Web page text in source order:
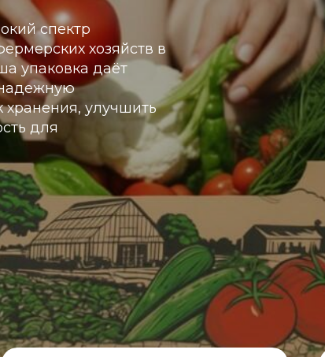
спектр
хозяйств в
упаковка даёт
хранения, улучшить
для